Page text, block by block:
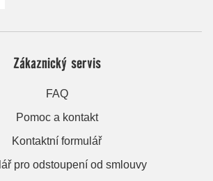
Zákaznický servis
FAQ
Pomoc a kontakt
Kontaktní formulář
pro odstoupení od smlouvy